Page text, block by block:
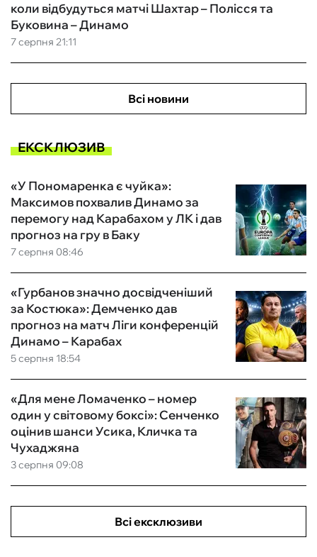
7 серпня 21:11
коли відбудуться матчі Шахтар – Полісся та
Буковина – Динамо
Всі новини
ЕКСКЛЮЗИВ
7 серпня 08:46
«У Пономаренка є чуйка»:
Максимов похвалив Динамо за
перемогу над Карабахом у ЛК і дав
прогноз на гру в Баку
5 серпня 18:54
«Гурбанов значно досвідченіший
за Костюка»: Демченко дав
прогноз на матч Ліги конференцій
Динамо – Карабах
3 серпня 09:08
«Для мене Ломаченко – номер
один у світовому боксі»: Сенченко
оцінив шанси Усика, Кличка та
Чухаджяна
Всі ексклюзиви